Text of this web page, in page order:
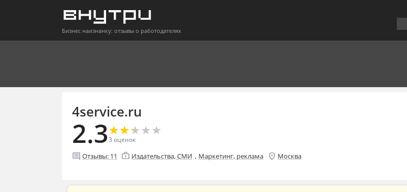
Бизнес наизнанку: отзывы о работодателях
4service.ru
2.3★
★★
★★
★★
★★
★
3 оценок
comment Отзывы: 11 enterprise Издательства, СМИ , Маркетинг, реклама location_on Москва